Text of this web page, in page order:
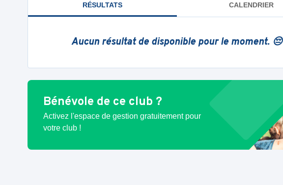
RÉSULTATS CALENDRIER
Aucun résultat de disponible pour le moment. 😔
Bénévole de ce club ?
Activez l'espace de gestion gratuitement pour
votre club !